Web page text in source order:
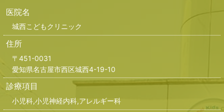
医院名
城西こどもクリニック
住所
〒451-0031
愛知県名古屋市西区城西4-19-10
診療項目
小児科,小児神経内科,アレルギー科